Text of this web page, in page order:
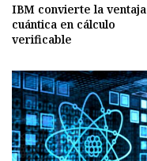
IBM convierte la ventaja
cuántica en cálculo
verificable